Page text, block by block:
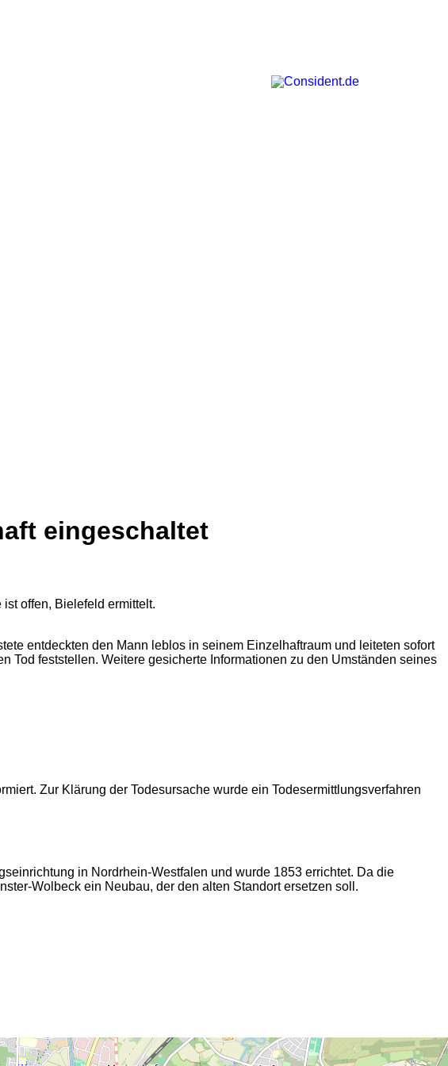
eingeschaltet
entdeckten den Mann leblos in seinem Einzelhaftraum und leiteten sofort
feststellen. Weitere gesicherte Informationen zu den Umständen seines
Zur Klärung der Todesursache wurde ein Todesermittlungsverfahren
in Nordrhein-Westfalen und wurde 1853 errichtet. Da die
Wolbeck ein Neubau, der den alten Standort ersetzen soll.